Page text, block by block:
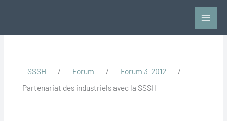
SSSH / Forum / Forum 3-2012
/
Partenariat des industriels avec la SSSH